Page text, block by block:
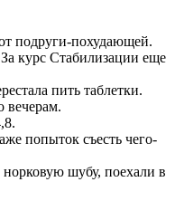
подруги-похудающей.
курс Стабилизации еще
пить таблетки.
вечерам.
попыток съесть чего-
шубу, поехали в